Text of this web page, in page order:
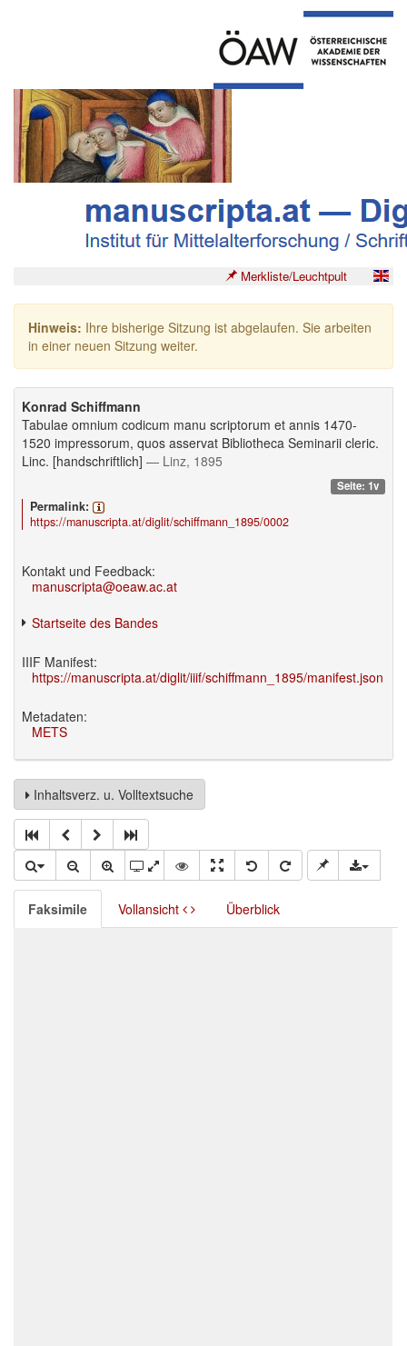
Merkliste/Leuchtpult
Hinweis: Ihre bisherige Sitzung ist abgelaufen. Sie arbeiten
in einer neuen Sitzung weiter.
Konrad Schiffmann
Tabulae omnium codicum manu scriptorum et annis 1470-
1520 impressorum, quos asservat Bibliotheca Seminarii cleric.
Linc. [handschriftlich] — Linz, 1895
Seite: 1v
Permalink:
https://manuscripta.at/diglit/schiffmann_1895/0002
Kontakt und Feedback:
manuscripta@oeaw.ac.at
Startseite des Bandes
IIIF Manifest:
https://manuscripta.at/diglit/iiif/schiffmann_1895/manifest.json
Metadaten:
METS
Inhaltsverz. u. Volltextsuche
Faksimile Vollansicht Überblick